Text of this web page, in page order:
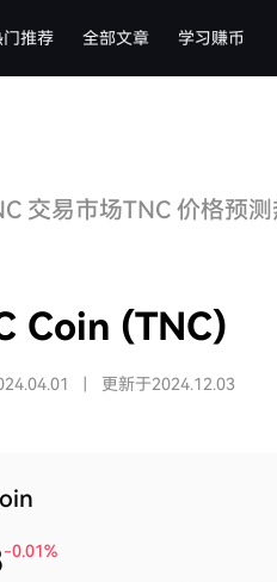
门推荐 全部文章 学习赚币
交易市场TNC 价格预测
Coin (TNC)
更新于2024.12.03
-0.01%